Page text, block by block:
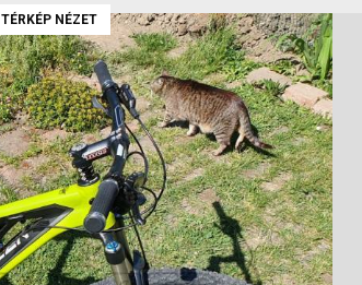
TÉRKÉP NÉZET